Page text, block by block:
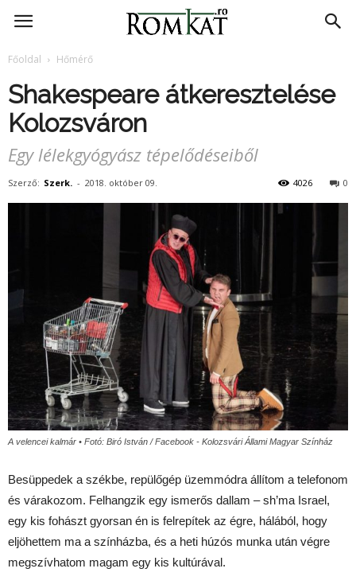
RomKat.ro
Főoldal Hőmérő
Shakespeare átkeresztelése
Kolozsváron
Egy lélekgyógyász tépelődéseiből
Szerző: Szerk. - 2018. október 09. 0
4026
A velencei kalmár • Fotó: Biró István / Facebook - Kolozsvári Állami Magyar Színház
Besüppedek a székbe, repülőgép üzemmódra állítom a telefonom
és várakozom. Felhangzik egy ismerős dallam – sh’ma Israel,
egy kis fohászt gyorsan én is felrepítek az égre, hálából, hogy
eljöhettem ma a színházba, és a heti húzós munka után végre
megszívhatom magam egy kis kultúrával.